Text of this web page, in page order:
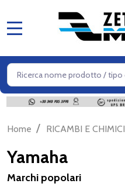
Cerca
Home / RICAMBI E CHIMICI
Yamaha
Marchi popolari